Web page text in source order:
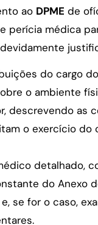
ao DPME de
perícia médica
do cargo
o ambiente
descrevendo as
o exercício do
detalhado,
do Anexo
se for o caso,